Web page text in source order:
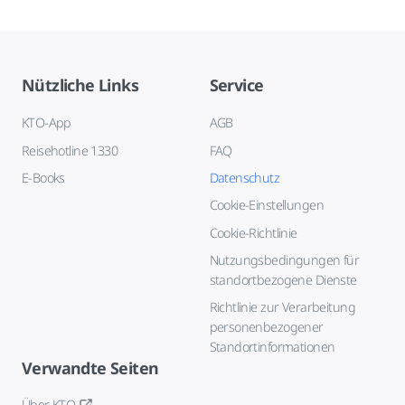
Nützliche Links
KTO-App
Reisehotline 1330
E-Books
Service
AGB
FAQ
Datenschutz
Cookie-Einstellungen
Cookie-Richtlinie
Nutzungsbedingungen für
standortbezogene Dienste
Richtlinie zur Verarbeitung
personenbezogener
Standortinformationen
Verwandte Seiten